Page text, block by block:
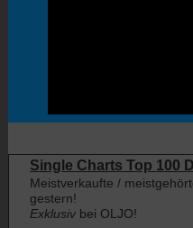
Single Charts Top 100
Meistverkaufte /
gestern!
Exklusivbei OLJO!